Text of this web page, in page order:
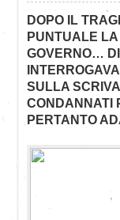
DOPO IL
PUNTUALE LA
GOVERNO…
SULLA
CONDANNATI
PERTANTO